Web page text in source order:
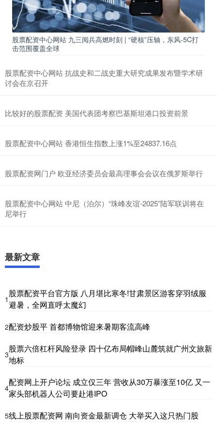
股票配资中心网站 九三阅兵高燃时刻 | “硬核”压轴，东风-5C打
击范围覆盖全球
股票配资中心网站 抗战史和二战史重大研究成果发布暨学术研
讨会在京召开
比较好的股票配资 美国代表团考察巴基斯坦港口投资前景
股票配资中心网站 香港恒生指数上涨1%至24837.16点
股票配资网门户 欧亚经济委员会最高理事会会议在俄罗斯举行
股票配资中心网站 中尼（泊尔）“珠峰友谊-2025”陆军联训将在
尼举行
最新文章
1
股票配资平台官方版 八月堪比寒冬!甘肃景区游客穿羽绒服
避暑，全网直呼太魔幻
2配资炒股平 首都博物馆迎来暑期客流高峰
3
股票六倍杠杆风险登录 四十亿布局帽峰山麓筑就广州文旅新
地标
4
配资网上开户论坛 成立仅三年 营收从30万暴涨至10亿 又一
家头部机器人公司要赴港IPO
5线上股票配资网 南向资金最新调仓 大举买入这只热门股